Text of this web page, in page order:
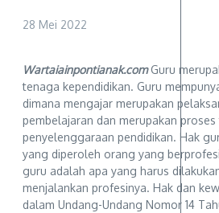
28 Mei 2022
Wartaiainpontianak.comGuru
tenaga kependidikan. Guru
dimana mengajar merupakan
pembelajaran dan merupakan
penyelenggaraan pendidikan. Hak
yang diperoleh orang yang
guru adalah apa yang harus
menjalankan profesinya. Hak dan
dalam Undang-Undang Nomor 14